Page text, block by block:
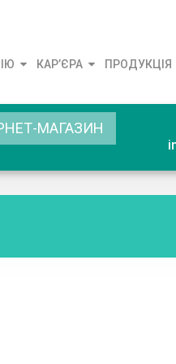
КАР’ЄРА ПРОДУКЦІЯ
МАГАЗИН